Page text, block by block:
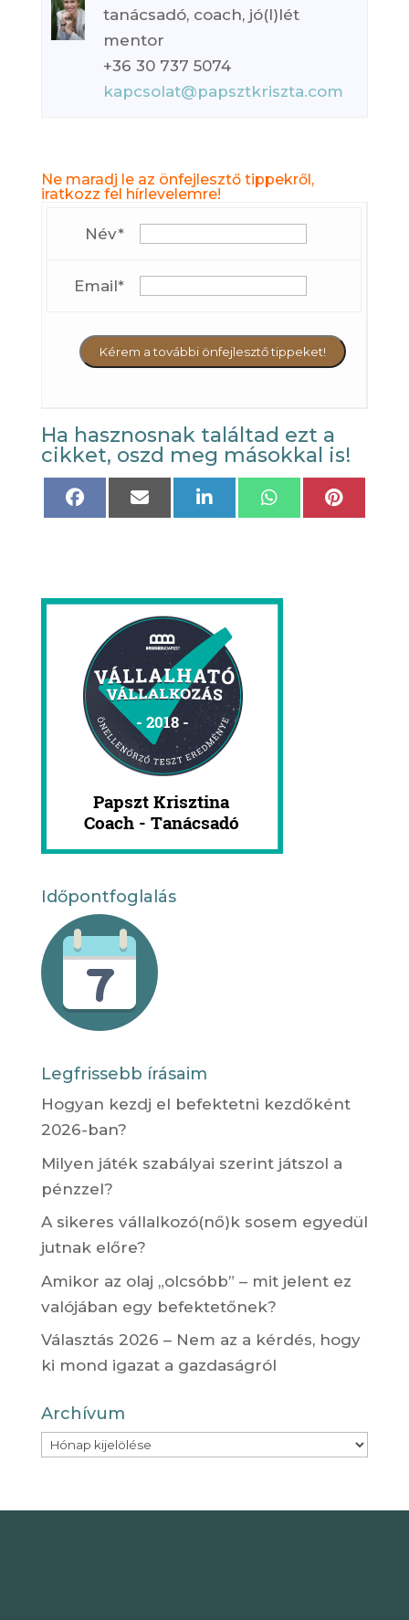
tanácsadó, coach, jó(l)lét
mentor
+36 30 737 5074
kapcsolat@papsztkriszta.com
Ne maradj le az önfejlesztő tippekről,
iratkozz fel hírlevelemre!
Név*
Email*
Ha hasznosnak találtad ezt a
cikket, oszd meg másokkal is!
Share
Share
Share
Share
Share
Időpontfoglalás
Legfrissebb írásaim
Hogyan kezdj el befektetni kezdőként
2026-ban?
Milyen játék szabályai szerint játszol a
pénzzel?
A sikeres vállalkozó(nő)k sosem egyedül
jutnak előre?
Amikor az olaj „olcsóbb” – mit jelent ez
valójában egy befektetőnek?
Választás 2026 – Nem az a kérdés, hogy
ki mond igazat a gazdaságról
Archívum
Archívum